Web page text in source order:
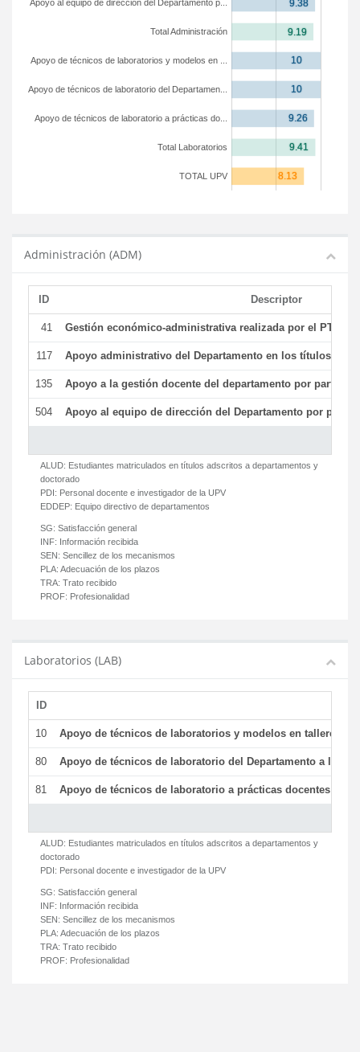
TOTAL UPV
Total Laboratorios
Apoyo de técnicos de laboratorio a prácticas do...
Apoyo de técnicos de laboratorio del Departamen...
Apoyo de técnicos de laboratorios y modelos en ...
Total Administración
Apoyo al equipo de dirección del Departamento p...
Administración (ADM)
ID Descriptor
41 Gestión económico-administrativa realizada por el PTGAS
117 Apoyo administrativo del Departamento en los títulos de
135 Apoyo a la gestión docente del departamento por parte
504 Apoyo al equipo de dirección del Departamento por parte
ALUD: Estudiantes matriculados en títulos adscritos a departamentos y
doctorado
PDI: Personal docente e investigador de la UPV
EDDEP: Equipo directivo de departamentos
SG: Satisfacción general
INF: Información recibida
SEN: Sencillez de los mecanismos
PLA: Adecuación de los plazos
TRA: Trato recibido
PROF: Profesionalidad
Laboratorios (LAB)
ID
10 Apoyo de técnicos de laboratorios y modelos en talleres/
80 Apoyo de técnicos de laboratorio del Departamento a la
81 Apoyo de técnicos de laboratorio a prácticas docentes y
ALUD: Estudiantes matriculados en títulos adscritos a departamentos y
doctorado
PDI: Personal docente e investigador de la UPV
SG: Satisfacción general
INF: Información recibida
SEN: Sencillez de los mecanismos
PLA: Adecuación de los plazos
TRA: Trato recibido
PROF: Profesionalidad